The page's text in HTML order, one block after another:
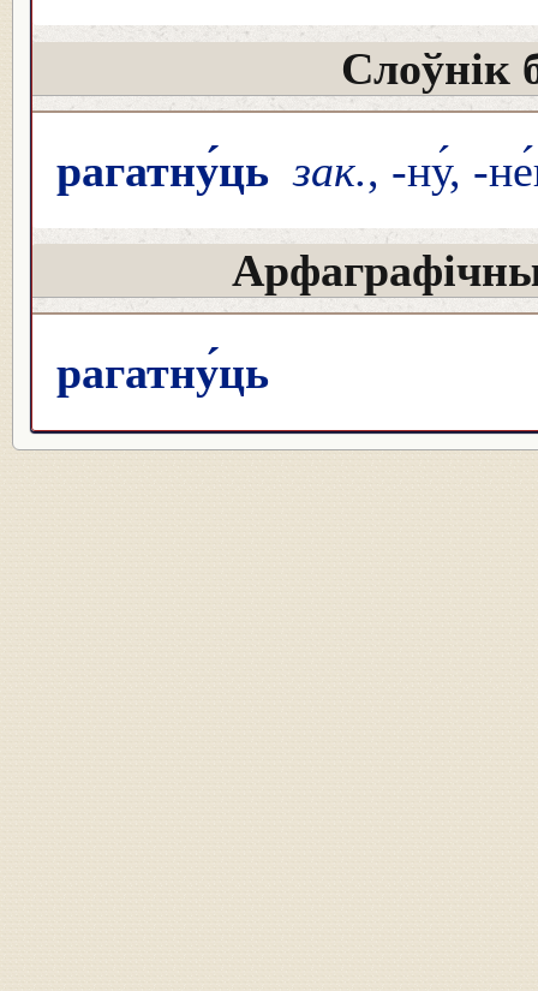
Слоўнік
рагатну́ць зак., -ну́, -
рагатну́ць